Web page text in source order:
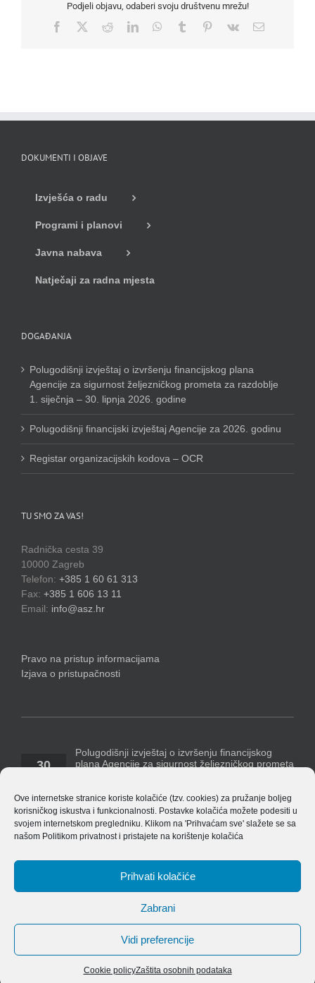
Ove internetske stranice koriste kolačiće (tzv. cookies) za pružanje boljeg
korisničkog iskustva i funkcionalnosti. Postavke kolačića možete podesiti u
svojem internetskom pregledniku. Klikom na 'Prihvaćam sve' slažete se sa
našom Politikom privatnosti pristajete na korištenje kolačića
Prihvati kolačiće
Zabrani
Vidi preferencije
Cookie policyZaštita osobnih podataka
Podjeli objavu, odaberi svoju društvenu mrežu!
Facebook RedditLinkedInWhatsApp
Tumblr Pinterest
Vk Email
DOKUMENTI I OBJAVE
Izvješća o radu
Programi i planovi
Javna nabava
Natječaji za radna mjesta
DOGAĐANJA
Polugodišnji izvještaj o izvršenju financijskog plana
Agencije za sigurnost željezničkog prometa za razdoblje
1. siječnja – 30. lipnja 2026. godine
Polugodišnji financijski izvještaj Agencije za 2026. godinu
Registar organizacijskih kodova – OCR
TU SMO ZA VAS!
Radnička cesta 39
10000 Zagreb
Telefon: +385 1 60 61 313
Fax: +385 1 606 13 11
Email: info@asz.hr
Pravo na pristup informacijama
Izjava o pristupačnosti
30
Polugodišnji izvještaj o izvršenju financijskog
plana Agencije za sigurnost željezničkog prometa
14
Polugodišnji financijski izvještaj Agencije za 2026.
godinu
Copyright 2019 Agencija za sigurnost željezničkog prometa